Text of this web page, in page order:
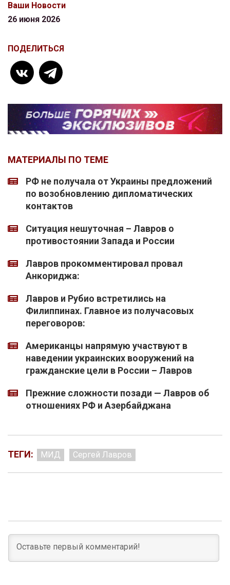
Ваши Новости
26 июня 2026
ПОДЕЛИТЬСЯ
МАТЕРИАЛЫ ПО ТЕМЕ
РФ не получала от Украины предложений
по возобновлению дипломатических
контактов
Ситуация нешуточная – Лавров о
противостоянии Запада и России
Лавров прокомментировал провал
Анкориджа:
Лавров и Рубио встретились на
Филиппинах. Главное из получасовых
переговоров:
Американцы напрямую участвуют в
наведении украинских вооружений на
гражданские цели в России – Лавров
Прежние сложности позади — Лавров об
отношениях РФ и Азербайджана
ТЕГИ: МИД Сергей Лавров